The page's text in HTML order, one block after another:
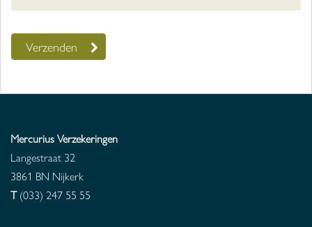
Mercurius Verzekeringen
Langestraat 32
3861 BN Nijkerk
T (033) 247 55 55